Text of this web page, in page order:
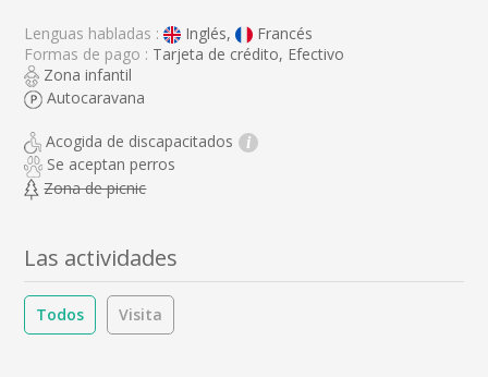
Lenguas habladas : Inglés,
Francés
Formas de pago : Tarjeta de crédito, Efectivo
Zona infantil
Autocaravana
Acogida de discapacitados i
Se aceptan perros
Zona de picnic
Las actividades
Todos Visita